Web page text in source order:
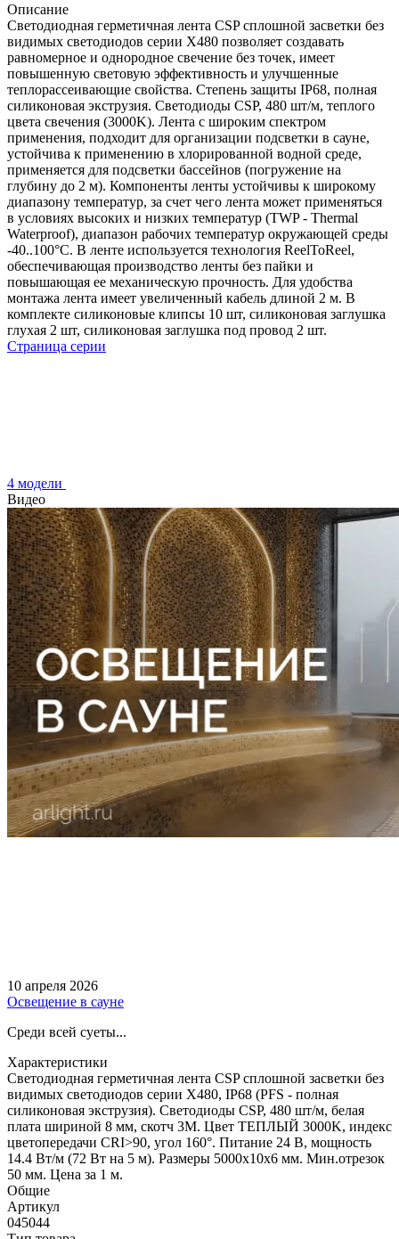
Описание
Светодиодная герметичная лента CSP сплошной засветки без
видимых светодиодов серии X480 позволяет создавать
равномерное и однородное свечение без точек, имеет
повышенную световую эффективность и улучшенные
теплорассеивающие свойства. Степень защиты IP68, полная
силиконовая экструзия. Светодиоды CSP, 480 шт/м, теплого
цвета свечения (3000K). Лента с широким спектром
применения, подходит для организации подсветки в сауне,
устойчива к применению в хлорированной водной среде,
применяется для подсветки бассейнов (погружение на
глубину до 2 м). Компоненты ленты устойчивы к широкому
диапазону температур, за счет чего лента может применяться
в условиях высоких и низких температур (TWP - Thermal
Waterproof), диапазон рабочих температур окружающей среды
-40..100°C. В ленте используется технология ReelToReel,
обеспечивающая производство ленты без пайки и
повышающая ее механическую прочность. Для удобства
монтажа лента имеет увеличенный кабель длиной 2 м. В
комплекте силиконовые клипсы 10 шт, силиконовая заглушка
глухая 2 шт, силиконовая заглушка под провод 2 шт.
Страница серии
4 модели
Видео
10 апреля 2026
Освещение в сауне
Среди всей суеты...
Характеристики
Светодиодная герметичная лента CSP сплошной засветки без
видимых светодиодов серии X480, IP68 (PFS - полная
силиконовая экструзия). Светодиоды CSP, 480 шт/м, белая
плата шириной 8 мм, скотч 3M. Цвет ТЕПЛЫЙ 3000K, индекс
цветопередачи CRI>90, угол 160°. Питание 24 В, мощность
14.4 Вт/м (72 Вт на 5 м). Размеры 5000х10х6 мм. Мин.отрезок
50 мм. Цена за 1 м.
Общие
Артикул
045044